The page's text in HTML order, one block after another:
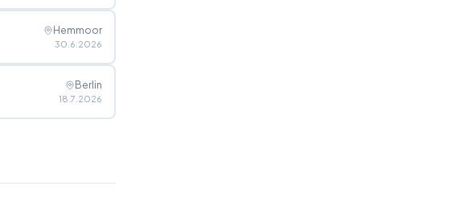
Hemmoor
30.6.2026
Berlin
18.7.2026